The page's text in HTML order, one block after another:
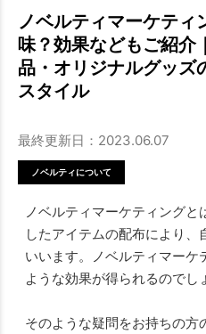
ノベルティマーケティ
味？効果などもご紹介
品・オリジナルグッズ
スタイル
最終更新日：2023.06.07
ノベルティについて
ノベルティマーケティング
したアイテムの配布により
いいます。ノベルティマー
ような効果が得られるのでし
そのような疑問をお持ちの